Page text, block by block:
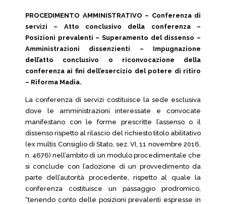
PROCEDIMENTO AMMINISTRATIVO – Conferenza di
servizi – Atto conclusivo della conferenza –
Posizioni prevalenti – Superamento del dissenso –
Amministrazioni dissenzienti – Impugnazione
dell’atto conclusivo o riconvocazione della
conferenza ai fini dell’esercizio del potere di ritiro
– Riforma Madia.
La conferenza di servizi costituisce la sede esclusiva
dove le amministrazioni interessate e convocate
manifestano con le forme prescritte l’assenso o il
dissenso rispetto al rilascio del richiesto titolo abilitativo
(ex multis Consiglio di Stato, sez. VI, 11 novembre 2016,
n. 4676) nell’ambito di un modulo procedimentale che
si conclude con l’adozione di un provvedimento da
parte dell’autorità procedente, rispetto al quale la
conferenza costituisce un passaggio prodromico,
“tenendo conto delle posizioni prevalenti espresse in